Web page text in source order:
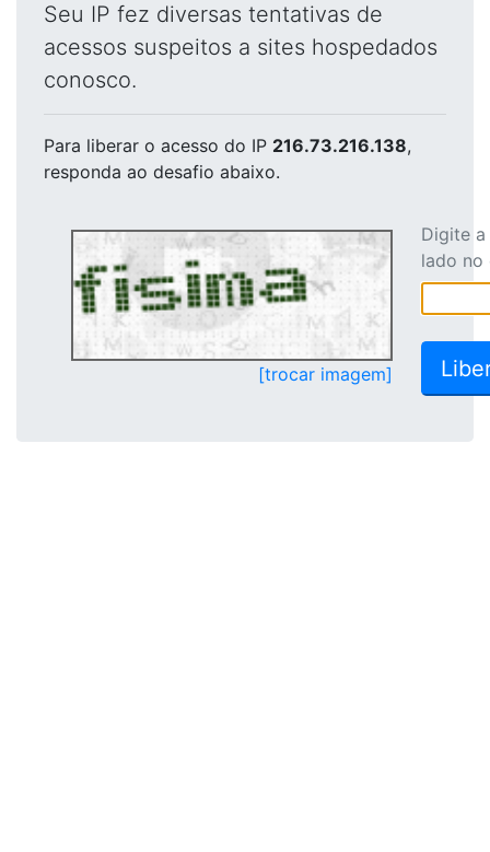
Seu IP fez diversas tentativas de
acessos suspeitos a sites hospedados
conosco.
Para liberar o acesso do IP 216.73.216.138,
responda ao desafio abaixo.
[trocar imagem]
Digite
lado no